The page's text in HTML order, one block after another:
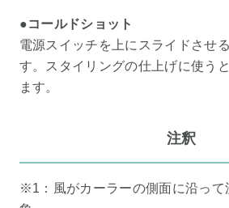
●コールドショット
電源スイッチを上にスライドさせ
す。スタイリングの仕上げに使う
ます。
注釈
※1：風がカーラーの側面に沿って